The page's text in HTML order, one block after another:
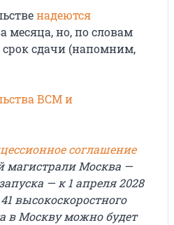
надеются
месяца, но, по словам
срок сдачи (напомним,
ВСМ и
соглашение
магистрали Москва —
— к 1 апреля 2028
высокоскоростного
в Москву можно будет